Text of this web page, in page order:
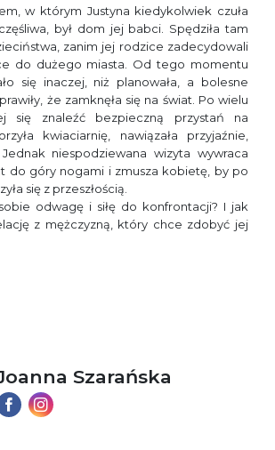
w którym Justyna kiedykolwiek czuła
był dom jej babci. Spędziła tam
zanim jej rodzice zadecydowali
do dużego miasta. Od tego momentu
się inaczej, niż planowała, a bolesne
że zamknęła się na świat. Po wielu
się znaleźć bezpieczną przystań na
kwiaciarnię, nawiązała przyjaźnie,
niespodziewana wizyta wywraca
do góry nogami i zmusza kobietę, by po
się z przeszłością.
odwagę i siłę do konfrontacji? I jak
z mężczyzną, który chce zdobyć jej
Szarańska